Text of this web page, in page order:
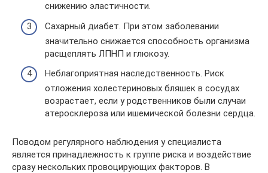
снижению эластичности.
Сахарный диабет. При этом заболевании
значительно снижается способность организма
расщеплять ЛПНП и глюкозу.
Неблагоприятная наследственность. Риск
отложения холестериновых бляшек в сосудах
возрастает, если у родственников были случаи
атеросклероза или ишемической болезни сердца.
Поводом регулярного наблюдения у специалиста
является принадлежность к группе риска и воздействие
сразу нескольких провоцирующих факторов. В